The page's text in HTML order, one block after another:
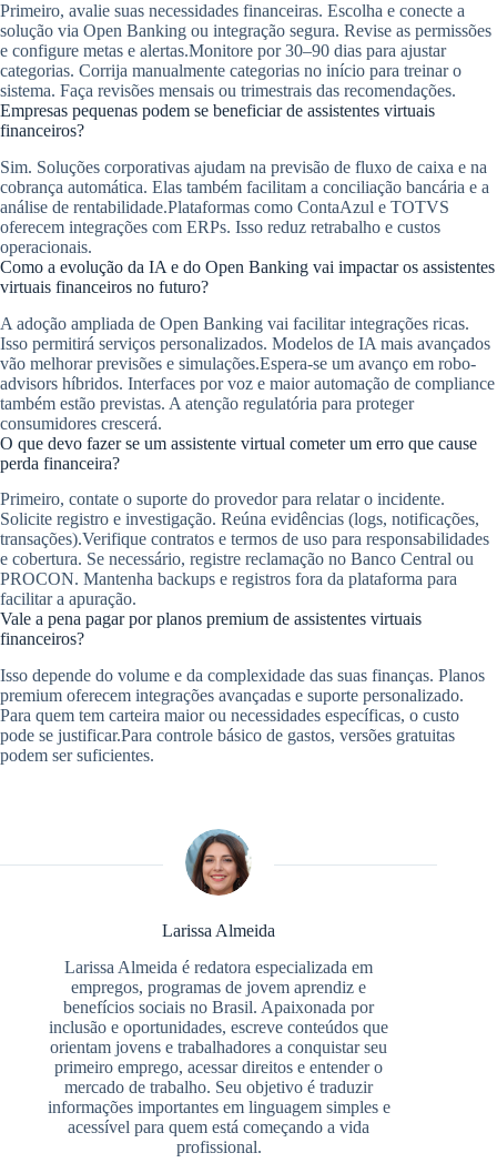
Primeiro, avalie suas necessidades financeiras. Escolha e conecte a
solução via Open Banking ou integração segura. Revise as permissões
e configure metas e alertas.Monitore por 30–90 dias para ajustar
categorias. Corrija manualmente categorias no início para treinar o
sistema. Faça revisões mensais ou trimestrais das recomendações.
Empresas pequenas podem se beneficiar de assistentes virtuais
financeiros?
Sim. Soluções corporativas ajudam na previsão de fluxo de caixa e na
cobrança automática. Elas também facilitam a conciliação bancária e a
análise de rentabilidade.Plataformas como ContaAzul e TOTVS
oferecem integrações com ERPs. Isso reduz retrabalho e custos
operacionais.
Como a evolução da IA e do Open Banking vai impactar os assistentes
virtuais financeiros no futuro?
A adoção ampliada de Open Banking vai facilitar integrações ricas.
Isso permitirá serviços personalizados. Modelos de IA mais avançados
vão melhorar previsões e simulações.Espera-se um avanço em robo-
advisors híbridos. Interfaces por voz e maior automação de compliance
também estão previstas. A atenção regulatória para proteger
consumidores crescerá.
O que devo fazer se um assistente virtual cometer um erro que cause
perda financeira?
Primeiro, contate o suporte do provedor para relatar o incidente.
Solicite registro e investigação. Reúna evidências (logs, notificações,
transações).Verifique contratos e termos de uso para responsabilidades
e cobertura. Se necessário, registre reclamação no Banco Central ou
PROCON. Mantenha backups e registros fora da plataforma para
facilitar a apuração.
Vale a pena pagar por planos premium de assistentes virtuais
financeiros?
Isso depende do volume e da complexidade das suas finanças. Planos
premium oferecem integrações avançadas e suporte personalizado.
Para quem tem carteira maior ou necessidades específicas, o custo
pode se justificar.Para controle básico de gastos, versões gratuitas
podem ser suficientes.
Larissa Almeida
Larissa Almeida é redatora especializada em
empregos, programas de jovem aprendiz e
benefícios sociais no Brasil. Apaixonada por
inclusão e oportunidades, escreve conteúdos que
orientam jovens e trabalhadores a conquistar seu
primeiro emprego, acessar direitos e entender o
mercado de trabalho. Seu objetivo é traduzir
informações importantes em linguagem simples e
acessível para quem está começando a vida
profissional.